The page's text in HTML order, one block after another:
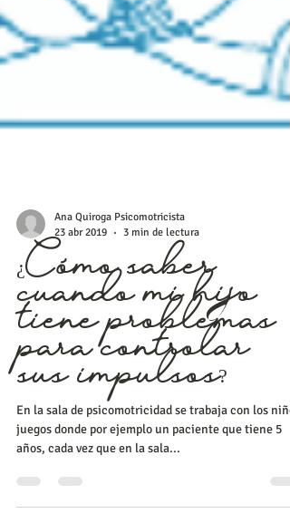
Ana Quiroga Psicomotricista
23 abr 2019
3 min de lectura
¿Cómo saber
cuando mi hijo
tiene problemas
para controlar
sus impulsos?
En la sala de psicomotricidad se trabaja con los
años, cada vez que en la sala...